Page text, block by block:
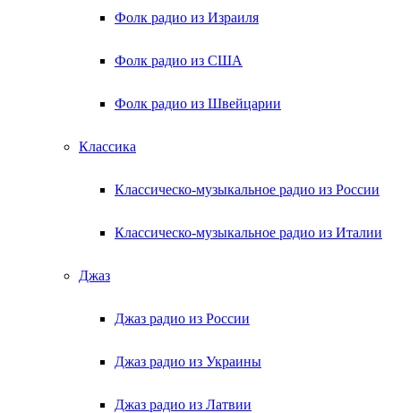
Фолк радио из Израиля
Фолк радио из США
Фолк радио из Швейцарии
Классика
Классическо-музыкальное радио из России
Классическо-музыкальное радио из Италии
Джаз
Джаз радио из России
Джаз радио из Украины
Джаз радио из Латвии